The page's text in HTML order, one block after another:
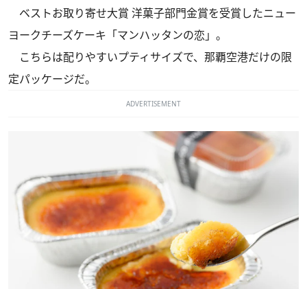
ベストお取り寄せ大賞 洋菓子部門金賞を受賞したニュー
ヨークチーズケーキ「マンハッタンの恋」。
こちらは配りやすいプティサイズで、那覇空港だけの限
定パッケージだ。
ADVERTISEMENT